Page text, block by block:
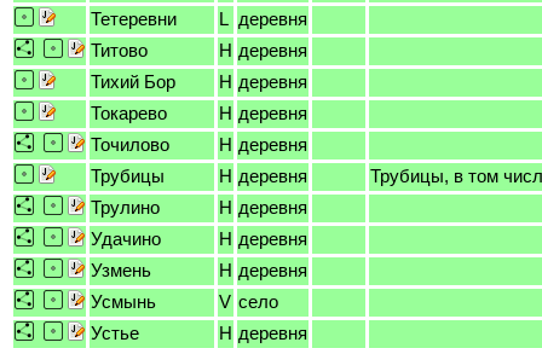
Тетеревни
L деревня
Титово
H деревня
Тихий Бор
H деревня
Токарево
H деревня
Точилово
H деревня
Трубицы
H деревня
Трубицы, в том
Трулино
H деревня
Удачино
H деревня
Узмень
H деревня
Усмынь
V село
Устье
H деревня